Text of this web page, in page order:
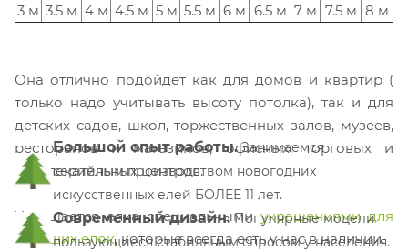
3 м 3.5 м 4 м 4.5 м 5 м 5.5 м 6 м 6.5 м 7 м 7.5 м 8 м
Она отлично подойдёт как для домов и квартир (
только надо учитывать высоту потолка), так и для
детских садов, школ, торжественных залов, музеев,
ресторанов и магазинов, офисных, торговых и
развлекательных центров.
Украшается елка специальнымиукрашениями для
больших елок, которые всегда есть у нас в наличии.
Большой опыт работы.Занимаемся
серийным производством новогодних
искусственных елей БОЛЕЕ 11 лет.
Современный дизайн.Популярные модели
пользующиеся стабильным спросом у населения.